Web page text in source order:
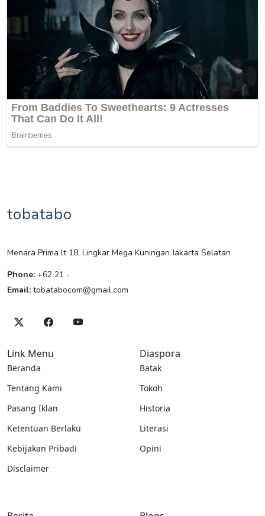
tobatabo
Menara Prima lt 18, Lingkar Mega Kuningan Jakarta Selatan
Phone: +62 21 -
Email: tobatabocom@gmail.com
Link Menu
Beranda
Tentang Kami
Pasang Iklan
Ketentuan Berlaku
Kebijakan Pribadi
Disclaimer
Diaspora
Batak
Tokoh
Historia
Literasi
Opini